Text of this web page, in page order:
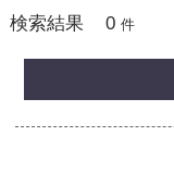
検索結果 0 件